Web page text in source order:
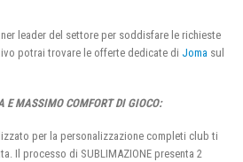
leader del settore per soddisfare le richieste
potrai trovare le offerte dedicate di Joma sul
E MASSIMO COMFORT DI GIOCO:
per la personalizzazione completi club ti
Il processo di SUBLIMAZIONE presenta 2